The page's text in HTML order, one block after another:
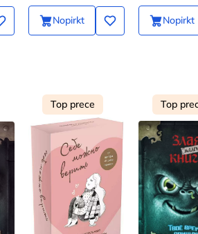
Nopirkt Nopirkt
Top prece Top